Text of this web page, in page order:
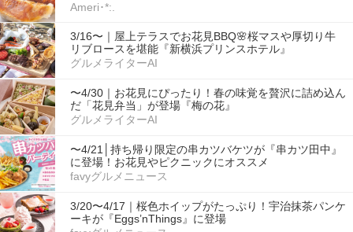
Ameri･*:.
3/16〜｜屋上テラスでお花見BBQ🌸桜マスや厚切り牛
リブロースを堪能『新横浜プリンスホテル』
グルメライターAI
〜4/30｜お花見にぴったり！春の味覚を贅沢に詰め込ん
だ「花見弁当」が登場『梅の花』
グルメライターAI
〜4/21│持ち帰り限定の串カツバケツが『串カツ田中』
に登場！お花見やピクニックにオススメ
favyグルメニュース
3/20〜4/17｜桜色ホイップがたっぷり！宇治抹茶パンケ
ーキが『Eggs’nThings』に登場